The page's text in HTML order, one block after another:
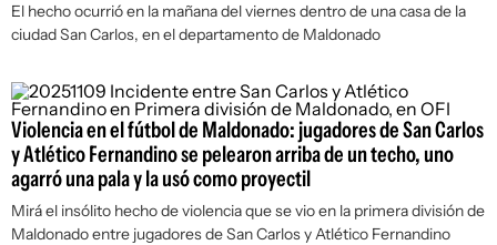
El hecho ocurrió en la mañana del viernes dentro de una casa de la
ciudad San Carlos, en el departamento de Maldonado
Violencia en el fútbol de Maldonado: jugadores de San Carlos
y Atlético Fernandino se pelearon arriba de un techo, uno
agarró una pala y la usó como proyectil
Mirá el insólito hecho de violencia que se vio en la primera división de
Maldonado entre jugadores de San Carlos y Atlético Fernandino